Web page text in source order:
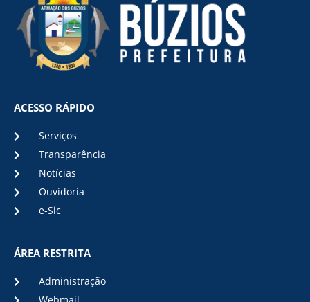
ACESSO RÁPIDO
Serviços
Transparência
Notícias
Ouvidoria
e-Sic
ÁREA RESTRITA
Administração